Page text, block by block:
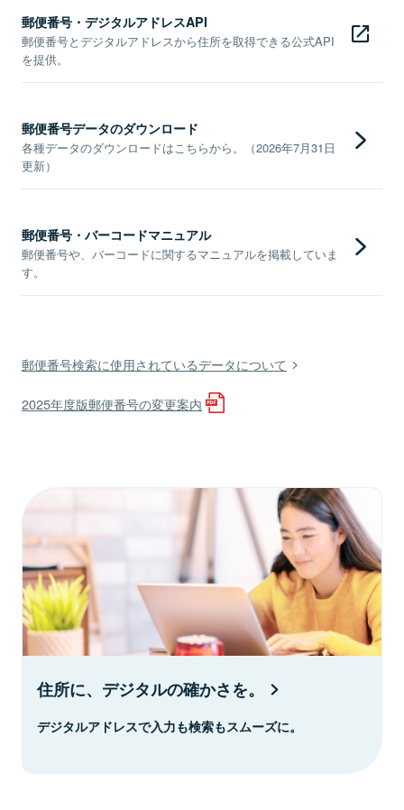
郵便番号・デジタルアドレスAPI
郵便番号とデジタルアドレスから住所を取得できる公式API
を提供。
郵便番号データのダウンロード
各種データのダウンロードはこちらから。（2026年7月31日
更新）
郵便番号・バーコードマニュアル
郵便番号や、バーコードに関するマニュアルを掲載していま
す。
郵便番号検索に使用されているデータについて
2025年度版郵便番号の変更案内
住所に、デジタルの確かさを。
デジタルアドレスで入力も検索もスムーズに。